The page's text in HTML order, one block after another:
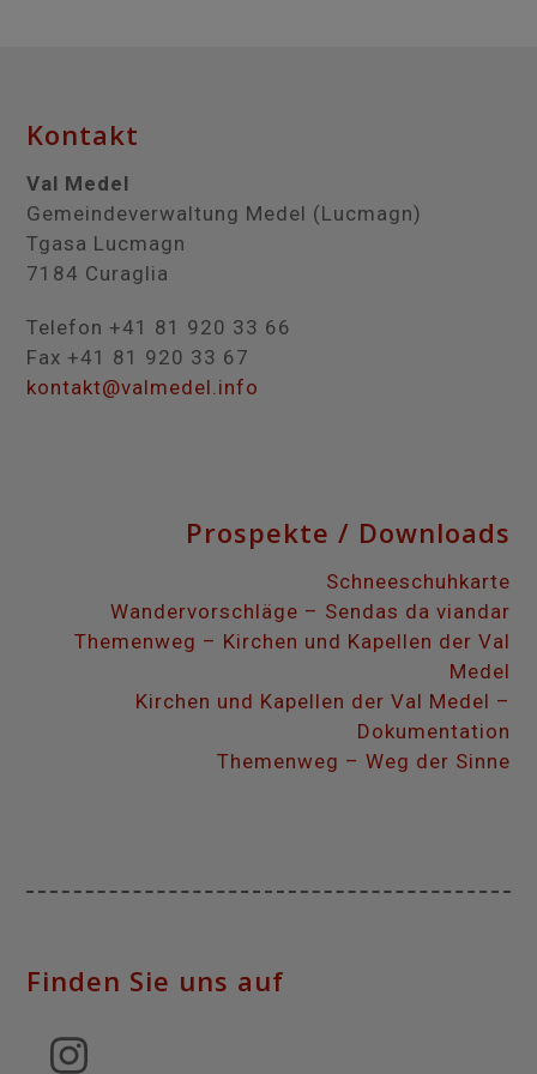
Kontakt
Val Medel
Gemeindeverwaltung Medel (Lucmagn)
Tgasa Lucmagn
7184 Curaglia
Telefon +41 81 920 33 66
Fax +41 81 920 33 67
kontakt@valmedel.info
Prospekte / Downloads
Schneeschuhkarte
Wandervorschläge – Sendas da viandar
Themenweg – Kirchen und Kapellen der Val
Medel
Kirchen und Kapellen der Val Medel –
Dokumentation
Themenweg – Weg der Sinne
Finden Sie uns auf